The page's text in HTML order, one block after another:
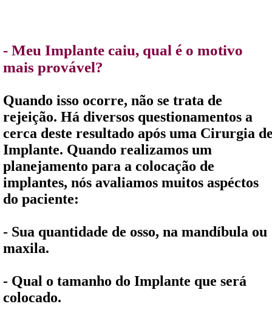
- Meu Implante caiu, qual é o motivo
mais provável?
Quando isso ocorre, não se trata de
rejeição. Há diversos questionamentos a
cerca deste resultado após uma Cirurgia
Implante. Quando realizamos um
planejamento para a colocação de
implantes, nós avaliamos muitos aspéctos
do paciente:
- Sua quantidade de osso, na mandíbula ou
maxila.
- Qual o tamanho do Implante que será
colocado.